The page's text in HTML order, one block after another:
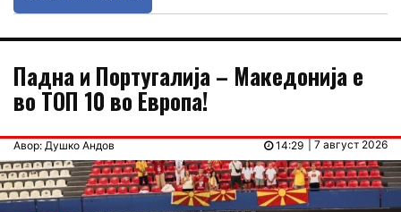
Падна и Португалија – Македонија е
во ТОП 10 во Европа!
Авор: Душко Андов | 7 август 2026
14:29